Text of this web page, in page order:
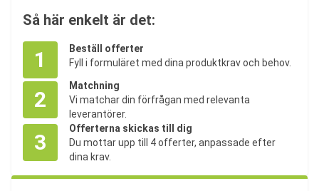
Så här enkelt är det:
1
Beställ offerter
Fyll i formuläret med dina produktkrav och behov.
2
Matchning
Vi matchar din förfrågan med relevanta
leverantörer.
3
Offerterna skickas till dig
Du mottar upp till 4 offerter, anpassade efter
dina krav.